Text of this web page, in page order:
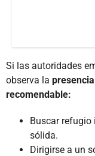
Si las autoridades
observa la
recomendable:
Buscar refugio
sólida.
Dirigirse a un